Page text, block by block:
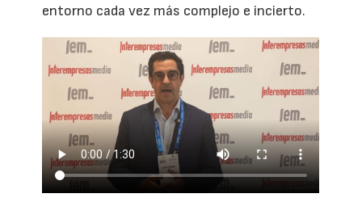
entorno cada vez más complejo e incierto.